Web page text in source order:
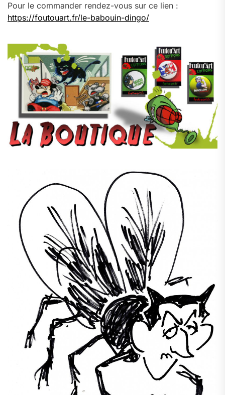
Pour le commander rendez-vous sur ce lien :
https://foutouart.fr/le-babouin-dingo/